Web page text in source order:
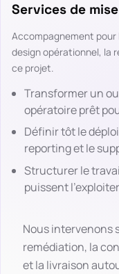
Services de
Accompagnement
design opérationnel, la
ce projet.
Transformer un
opératoire prêt
Définir tôt le
reporting et le
Structurer le
puissent
Nous intervenons
remédiation, la
et la livraison